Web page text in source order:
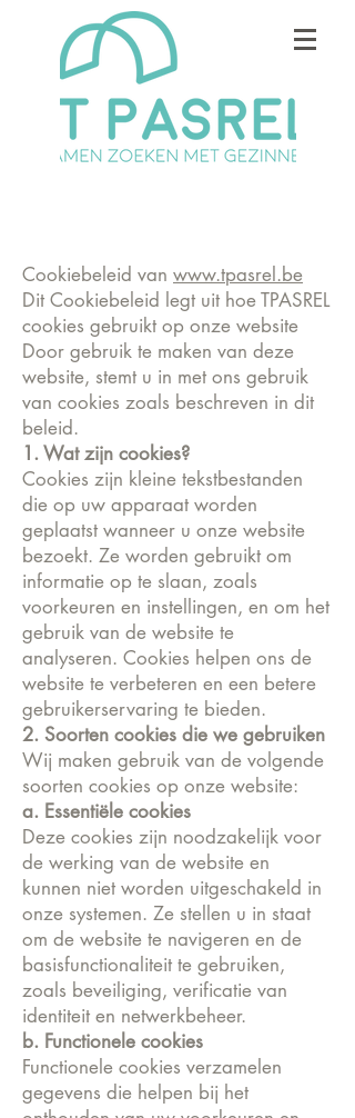
Cookiebeleid van www.tpasrel.be
Dit Cookiebeleid legt uit hoe TPASREL
cookies gebruikt op onze website
Door gebruik te maken van deze
website, stemt u in met ons gebruik
van cookies zoals beschreven in dit
beleid.
1. Wat zijn cookies?
Cookies zijn kleine tekstbestanden
die op uw apparaat worden
geplaatst wanneer u onze website
bezoekt. Ze worden gebruikt om
informatie op te slaan, zoals
voorkeuren en instellingen, en om het
gebruik van de website te
analyseren. Cookies helpen ons de
website te verbeteren en een betere
gebruikerservaring te bieden.
2. Soorten cookies die we gebruiken
Wij maken gebruik van de volgende
soorten cookies op onze website:
a. Essentiële cookies
Deze cookies zijn noodzakelijk voor
de werking van de website en
kunnen niet worden uitgeschakeld in
onze systemen. Ze stellen u in staat
om de website te navigeren en de
basisfunctionaliteit te gebruiken,
zoals beveiliging, verificatie van
identiteit en netwerkbeheer.
b. Functionele cookies
Functionele cookies verzamelen
gegevens die helpen bij het